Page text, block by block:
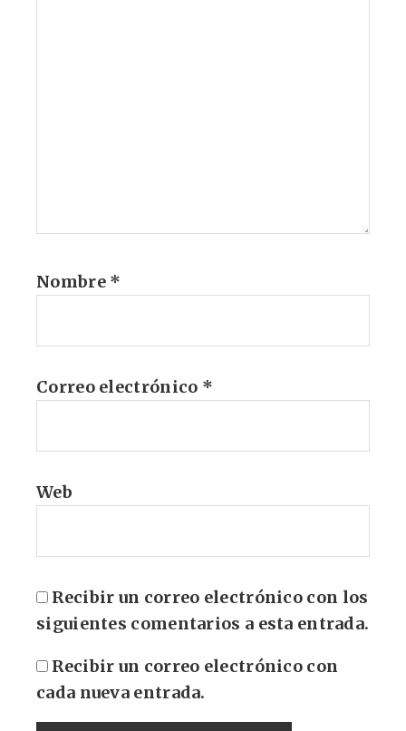
Nombre *
Correo electrónico *
Web
Recibir un correo electrónico con los
siguientes comentarios a esta entrada.
Recibir un correo electrónico con
cada nueva entrada.